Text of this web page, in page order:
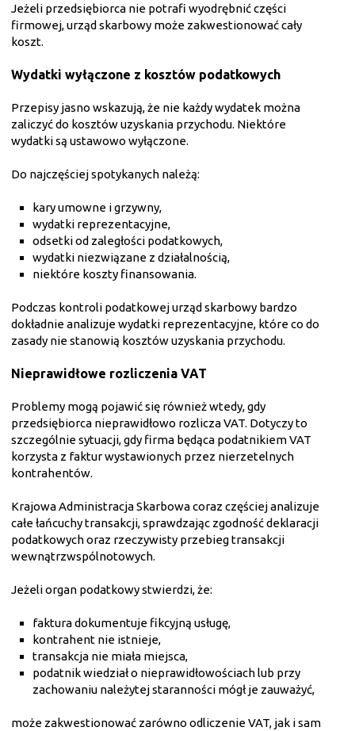
Jeżeli przedsiębiorca nie potrafi wyodrębnić części
firmowej, urząd skarbowy może zakwestionować cały
koszt.
Wydatki wyłączone z kosztów podatkowych
Przepisy jasno wskazują, że nie każdy wydatek można
zaliczyć do kosztów uzyskania przychodu. Niektóre
wydatki są ustawowo wyłączone.
Do najczęściej spotykanych należą:
kary umowne i grzywny,
wydatki reprezentacyjne,
odsetki od zaległości podatkowych,
wydatki niezwiązane z działalnością,
niektóre koszty finansowania.
Podczas kontroli podatkowej urząd skarbowy bardzo
dokładnie analizuje wydatki reprezentacyjne, które co do
zasady nie stanowią kosztów uzyskania przychodu.
Nieprawidłowe rozliczenia VAT
Problemy mogą pojawić się również wtedy, gdy
przedsiębiorca nieprawidłowo rozlicza VAT. Dotyczy to
szczególnie sytuacji, gdy firma będąca podatnikiem VAT
korzysta z faktur wystawionych przez nierzetelnych
kontrahentów.
Krajowa Administracja Skarbowa coraz częściej analizuje
całe łańcuchy transakcji, sprawdzając zgodność deklaracji
podatkowych oraz rzeczywisty przebieg transakcji
wewnątrzwspólnotowych.
Jeżeli organ podatkowy stwierdzi, że:
faktura dokumentuje fikcyjną usługę,
kontrahent nie istnieje,
transakcja nie miała miejsca,
podatnik wiedział o nieprawidłowościach lub przy
zachowaniu należytej staranności mógł je zauważyć,
może zakwestionować zarówno odliczenie VAT, jak i sam